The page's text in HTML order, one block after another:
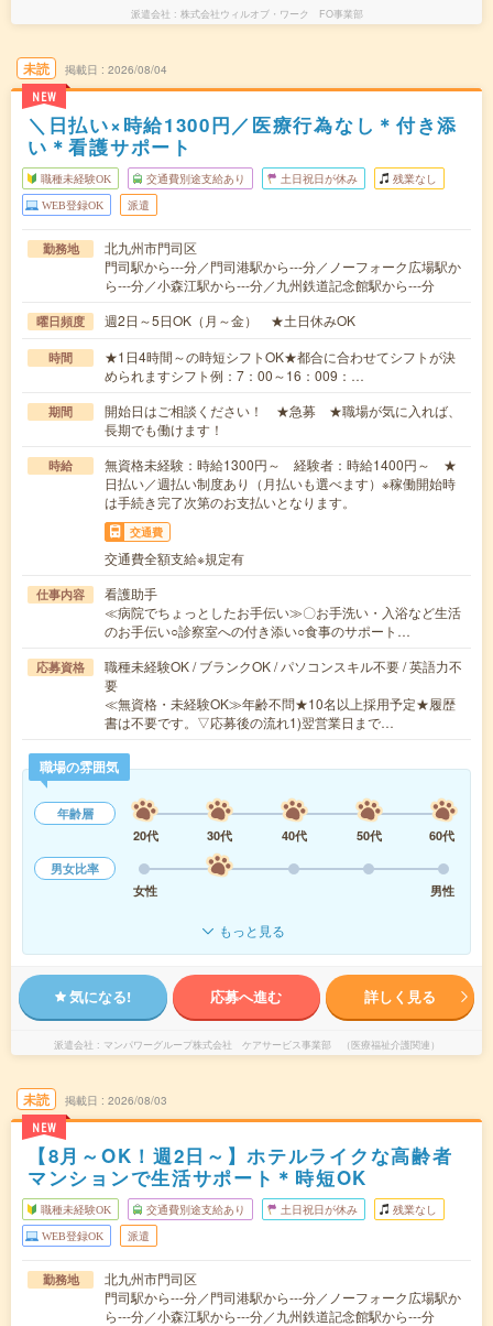
派遣会社 株式会社ウィルオブ・ワーク FO事業部
未読
NEW
掲載日 2026/08/04
＼日払い×時給1300円／医療行為なし＊付き添
い＊看護サポート
職種未経験OK 交通費別途支給あり 土日祝日が休み 残業なし
WEB登録OK 派遣
勤務地
北九州市門司区
門司駅から---分／門司港駅から---分／ノーフォーク広場駅か
ら---分／小森江駅から---分／九州鉄道記念館駅から---分
曜日頻度 週2日～5日OK（月～金） ★土日休みOK
時間
★1日4時間～の時短シフトOK★都合に合わせてシフトが決
められますシフト例：7：00～16：009：…
期間
開始日はご相談ください！ ★急募 ★職場が気に入れば、
長期でも働けます！
時給
無資格未経験：時給1300円～ 経験者：時給1400円～ ★
日払い／週払い制度あり（月払いも選べます）※稼働開始時
は手続き完了次第のお支払いとなります。
交通費
交通費全額支給※規定有
仕事内容
看護助手
≪病院でちょっとしたお手伝い≫〇お手洗い・入浴など生活
のお手伝い○診察室への付き添い○食事のサポート…
応募資格
職種未経験OK / ブランクOK / パソコンスキル不要 / 英語力不
要
≪無資格・未経験OK≫年齢不問★10名以上採用予定★履歴
書は不要です。▽応募後の流れ1)翌営業日まで…
職場の雰囲気
年齢層
20代
30代 40代 50代
60代
男女比率
女性
男性
もっと見る
気になる! 応募へ進む 詳しく見る
派遣会社 マンパワーグループ株式会社 ケアサービス事業部 （医療福祉介護関連）
未読
NEW
掲載日 2026/08/03
【8月～OK！週2日～】ホテルライクな高齢者
マンションで生活サポート＊時短OK
職種未経験OK 交通費別途支給あり 土日祝日が休み 残業なし
WEB登録OK 派遣
勤務地
北九州市門司区
門司駅から---分／門司港駅から---分／ノーフォーク広場駅か
ら---分／小森江駅から---分／九州鉄道記念館駅から---分